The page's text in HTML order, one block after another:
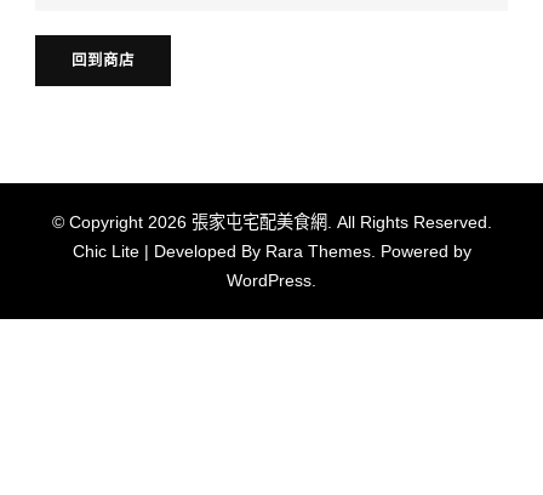
回到商店
© Copyright 2026 張家屯宅配美食網 . All Rights Reserved.
Chic Lite | Developed By Rara Themes. Powered by
WordPress